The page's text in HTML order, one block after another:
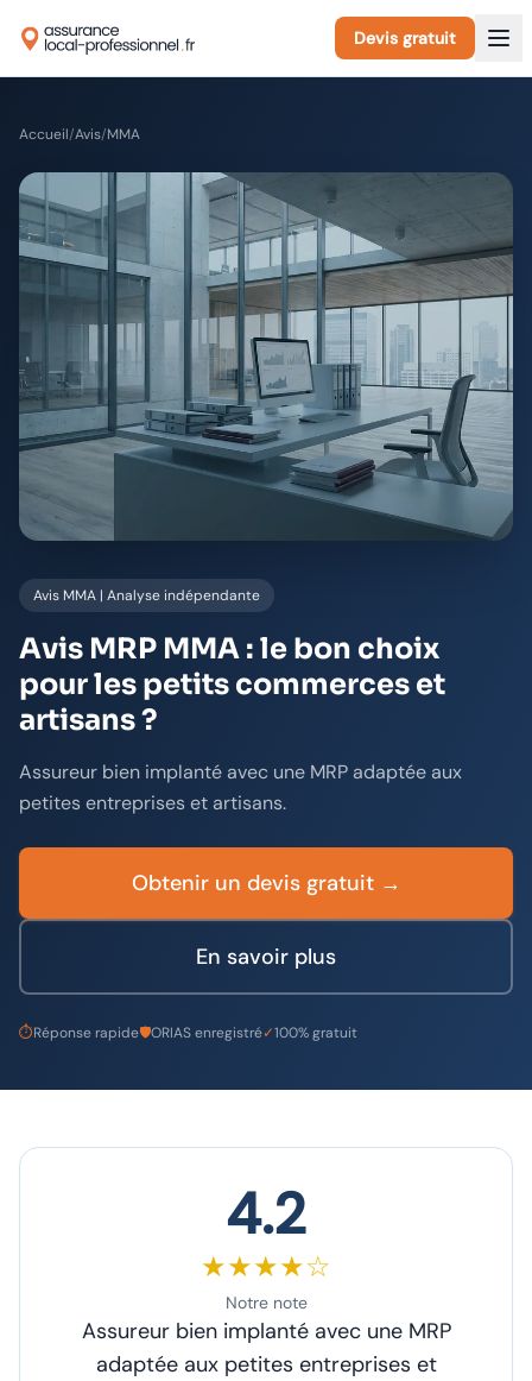
Devis gratuit
Accueil/Avis/MMA
Avis MMA | Analyse indépendante
Avis MRP MMA : le bon choix
pour les petits commerces et
artisans ?
Assureur bien implanté avec une MRP adaptée aux
petites entreprises et artisans.
Obtenir un devis gratuit →
En savoir plus
⏱Réponse rapide🛡️ORIAS enregistré✓100% gratuit
4.2
★★★★☆
Notre note
Assureur bien implanté avec une MRP
adaptée aux petites entreprises et